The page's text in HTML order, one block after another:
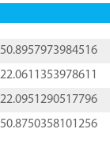
50.8957973984516
22.0611353978611
22.0951290517796
50.8750358101256